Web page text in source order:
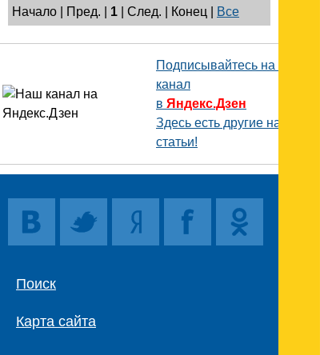
Начало | Пред. | 1 | След. | Конец Все
Подписывайтесь на наш
канал
в Яндекс.Дзен
Здесь есть другие наши
статьи!
Поиск
Карта сайта